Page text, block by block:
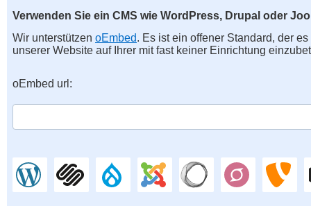
Verwenden Sie ein CMS wie WordPress, Drupal oder
Wir unterstützen oEmbed. Es ist ein offener Standard, der
unserer Website auf Ihrer mit fast keiner Einrichtung
oEmbed url: